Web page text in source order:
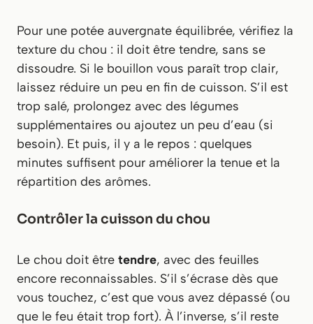
Pour une potée auvergnate équilibrée, vérifiez la
texture du chou : il doit être tendre, sans se
dissoudre. Si le bouillon vous paraît trop clair,
laissez réduire un peu en fin de cuisson. S’il est
trop salé, prolongez avec des légumes
supplémentaires ou ajoutez un peu d’eau (si
besoin). Et puis, il y a le repos : quelques
minutes suffisent pour améliorer la tenue et la
répartition des arômes.
Contrôler la cuisson du chou
Le chou doit être tendre, avec des feuilles
encore reconnaissables. S’il s’écrase dès que
vous touchez, c’est que vous avez dépassé (ou
que le feu était trop fort). À l’inverse, s’il reste